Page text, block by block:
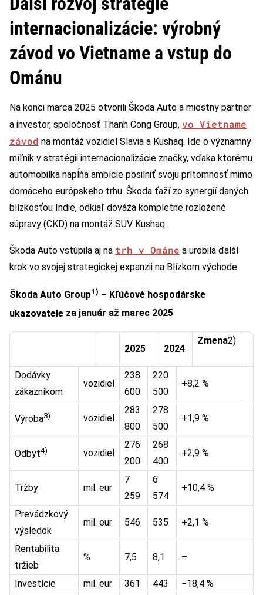
internacionalizácie: výrobný
závod vo Vietname a vstup do
Ománu
Na konci marca 2025 otvorili Škoda Auto a miestny partner
a investor, spoločnosť Thanh Cong Group, vo Vietname
závod na montáž vozidiel Slavia a Kushaq. Ide o významný
míľnik v stratégii internacionalizácie značky, vďaka ktorému
automobilka napĺňa ambície posilniť svoju prítomnosť mimo
domáceho európskeho trhu. Škoda ťaží zo synergií daných
blízkosťou Indie, odkiaľ dováža kompletne rozložené
súpravy (CKD) na montáž SUV Kushaq.
Škoda Auto vstúpila aj na trh v Ománe a urobila ďalší
krok vo svojej strategickej expanzii na Blízkom východe.
Škoda Auto Group1) – Kľúčové hospodárske
ukazovatele za január až marec 2025
2025 2024
Zmena2)
Dodávky
zákazníkom
vozidiel
238
600
220
500
+8,2 %
Výroba3) vozidiel
283
800
278
500
+1,9 %
Odbyt4) vozidiel
276
200
268
400
+2,9 %
Tržby mil. eur
7
259
6
574
+10,4 %
Prevádzkový
výsledok
mil. eur 546 535 +2,1 %
Rentabilita
tržieb
% 7,5 8,1 –
Investície mil. eur 361 443
−18,4 %